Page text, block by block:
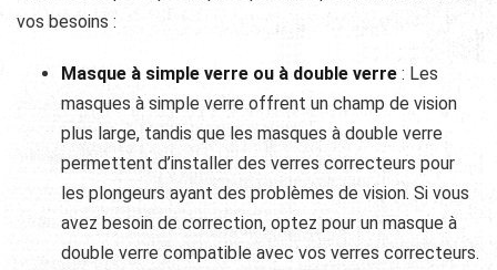
vos besoins :
Masque à simple verre ou à double verre : Les
masques à simple verre offrent un champ de vision
plus large, tandis que les masques à double verre
permettent d’installer des verres correcteurs pour
les plongeurs ayant des problèmes de vision. Si vous
avez besoin de correction, optez pour un masque à
double verre compatible avec vos verres correcteurs.